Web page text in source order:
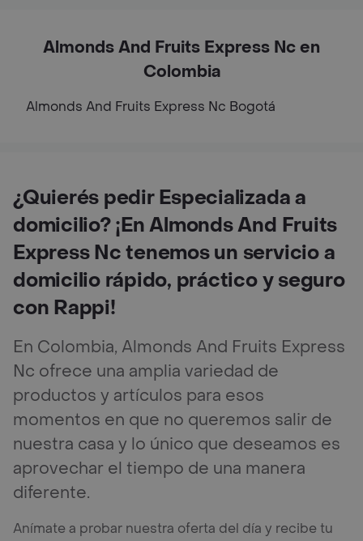
Almonds And Fruits Express Nc en
Colombia
Almonds And Fruits Express Nc Bogotá
¿Quierés pedir Especializada a
domicilio? ¡En Almonds And Fruits
Express Nc tenemos un servicio a
domicilio rápido, práctico y seguro
con Rappi!
En Colombia, Almonds And Fruits Express
Nc ofrece una amplia variedad de
productos y artículos para esos
momentos en que no queremos salir de
nuestra casa y lo único que deseamos es
aprovechar el tiempo de una manera
diferente.
Anímate a probar nuestra oferta del día y recibe tu